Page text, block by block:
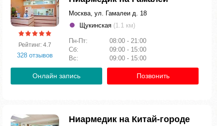
Рейтинг: 4.7
328 отзывов
Москва, ул. Гамалеи д. 18
Щукинская (1.1 км)
Пн-Пт:
08:00 - 21:00
Сб:
09:00 - 15:00
Вс:
09:00 - 15:00
Онлайн запись Позвонить
Ниармедик на Китай-городе